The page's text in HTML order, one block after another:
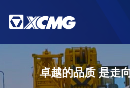
卓越的品质 是走